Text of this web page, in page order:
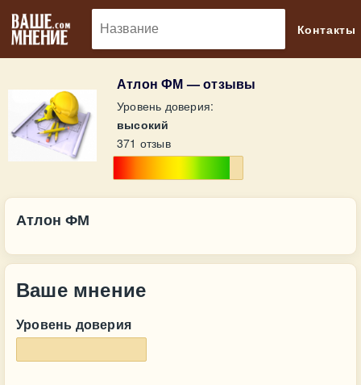
Контакты
Атлон ФМ — отзывы
Уровень доверия:
высокий
371 отзыв
Атлон ФМ
Ваше мнение
Уровень доверия